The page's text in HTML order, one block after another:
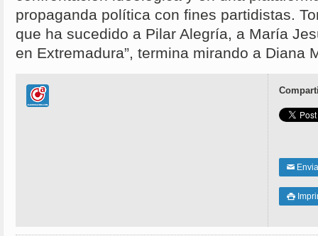
propaganda política con fines partidistas.
que ha sucedido a Pilar Alegría, a María
en Extremadura”, termina mirando a Diana
✉
